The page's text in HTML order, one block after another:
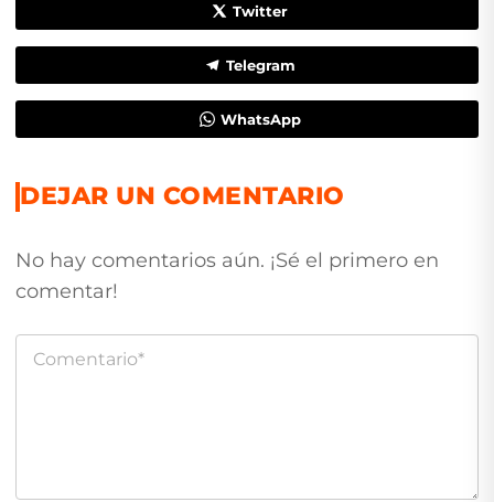
Twitter
Telegram
WhatsApp
DEJAR UN COMENTARIO
No hay comentarios aún. ¡Sé el primero en
comentar!